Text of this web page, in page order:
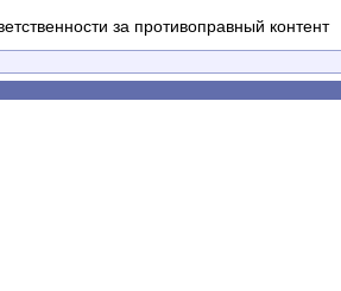
за противоправный контент